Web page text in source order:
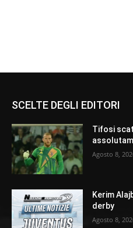
SCELTE DEGLI EDITORI
Tifosi
Agosto 8,
Kerim
derby
Agosto 8,